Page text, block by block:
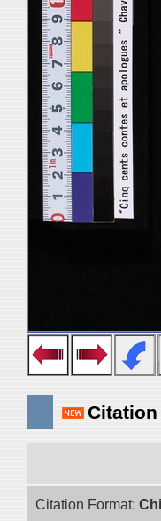
Citation Format: